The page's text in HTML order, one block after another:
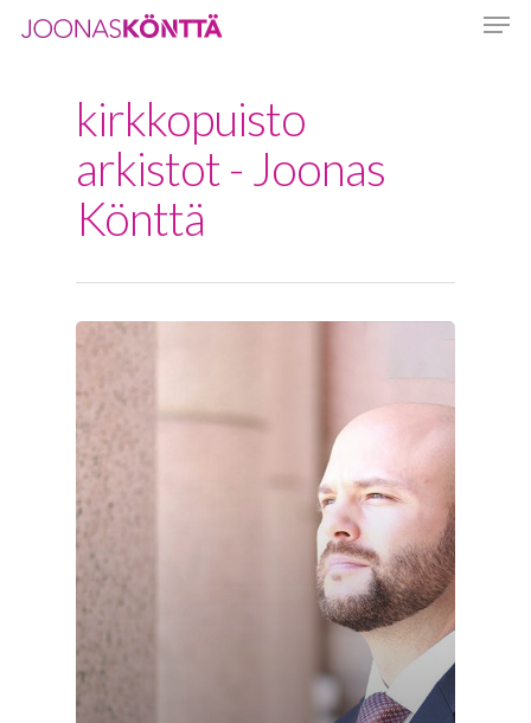
Hit enter to search or ESC to close
kirkkopuisto
arkistot - Joonas
Könttä
Etusivu